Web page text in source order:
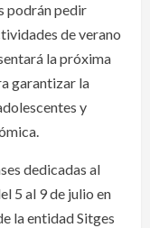
podrán pedir
de verano
la próxima
garantizar la
y
dedicadas al
5 al 9 de julio en
la entidad Sitges